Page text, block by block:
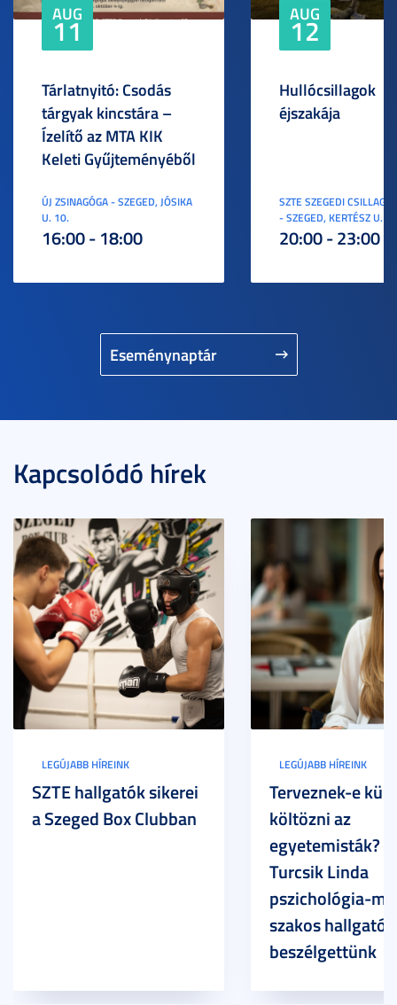
Eseménynaptár
AUG
11
Tárlatnyitó: Csodás
tárgyak kincstára –
Ízelítő az MTA KIK
Keleti Gyűjteményéből
ÚJ ZSINAGÓGA - SZEGED, JÓSIKA
U. 10.
16:00 - 18:00
AUG
12
Hullócsillagok
éjszakája
SZTE SZEGEDI
- SZEGED, KERTÉSZ U. 3.
20:00 - 23:00
Kapcsolódó hírek
LEGÚJABB HÍREINK
SZTE hallgatók sikerei
a Szeged Box Clubban
LEGÚJABB HÍREINK
Terveznek-e
költözni az
egyetemisták? –
Turcsik Linda
pszichológia-
szakos
beszélgettünk